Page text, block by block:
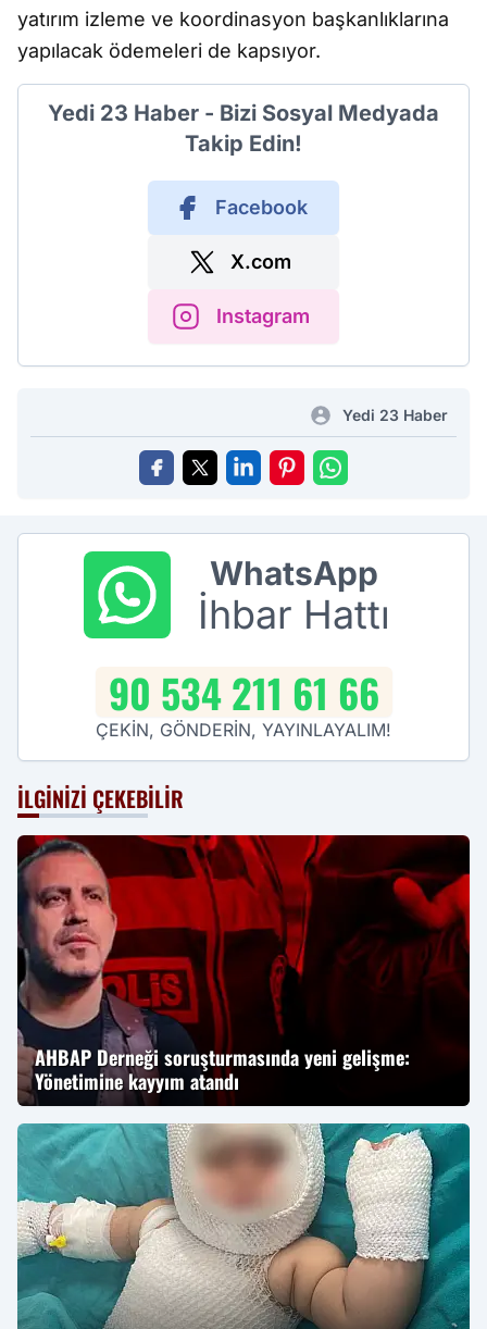
yatırım izleme ve koordinasyon başkanlıklarına
yapılacak ödemeleri de kapsıyor.
Yedi 23 Haber - Bizi Sosyal Medyada
Takip Edin!
Facebook
X.com
Instagram
Yedi 23 Haber
WhatsApp
İhbar Hattı
90 534 211 61 66
ÇEKİN, GÖNDERİN, YAYINLAYALIM!
İLGINIZI ÇEKEBILIR
AHBAP Derneği soruşturmasında yeni gelişme:
Yönetimine kayyım atandı